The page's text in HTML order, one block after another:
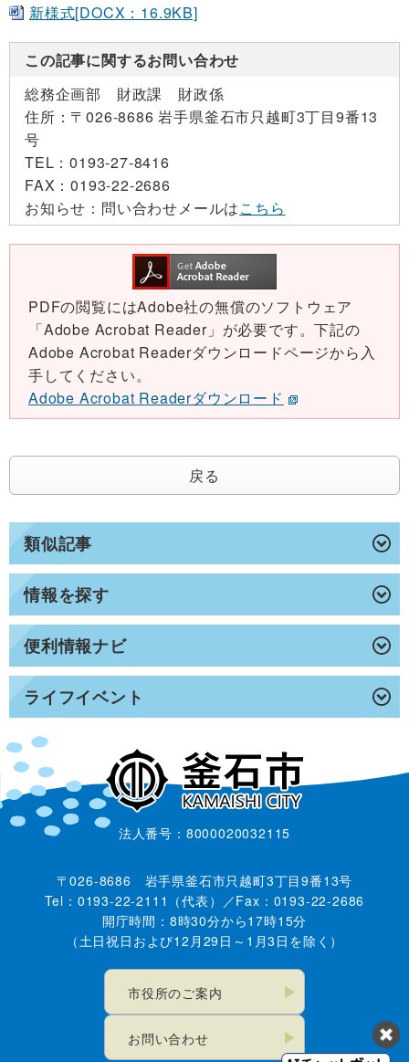
類似記事
情報を探す
便利情報ナビ
ライフイベント
新様式[DOCX：16.9KB]
この記事に関するお問い合わせ
総務企画部 財政課 財政係
住所： 〒026-8686 岩手県釜石市只越町3丁目9番13
号
TEL：0193-27-8416
FAX：0193-22-2686
お知らせ： 問い合わせメールはこちら
PDFの閲覧にはAdobe社の無償のソフトウェア
「Adobe Acrobat Reader」が必要です。下記の
Adobe Acrobat Readerダウンロードページから入
手してください。
Adobe Acrobat Readerダウンロード
戻る
法人番号：8000020032115
〒026-8686 岩手県釜石市只越町3丁目9番13号
Tel：0193-22-2111（代表）／Fax：0193-22-2686
開庁時間：8時30分から17時15分
（土日祝日および12月29日～1月3日を除く）
市役所のご案内
お問い合わせ